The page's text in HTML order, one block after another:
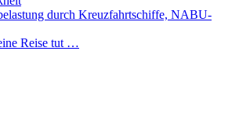
durch Kreuzfahrtschiffe, NABU-
Reise tut …